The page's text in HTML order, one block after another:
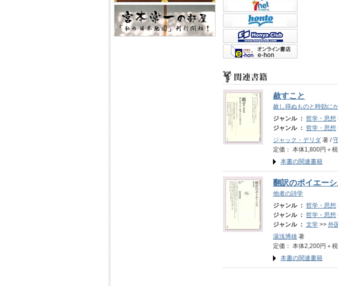
赦すこと
赦し得ぬものと時効に
ジャンル ： 哲学・思想
ジャンル ： 哲学・思想
ジャック・デリダ 著 /
定価： 本体1,800円
本書の関連書籍
翻訳のポイエーシ
他者の詩学
ジャンル ： 哲学・思想
ジャンル ： 哲学・思想
ジャンル ： 文学 >> 外
湯浅博雄 著
定価： 本体2,200円
本書の関連書籍